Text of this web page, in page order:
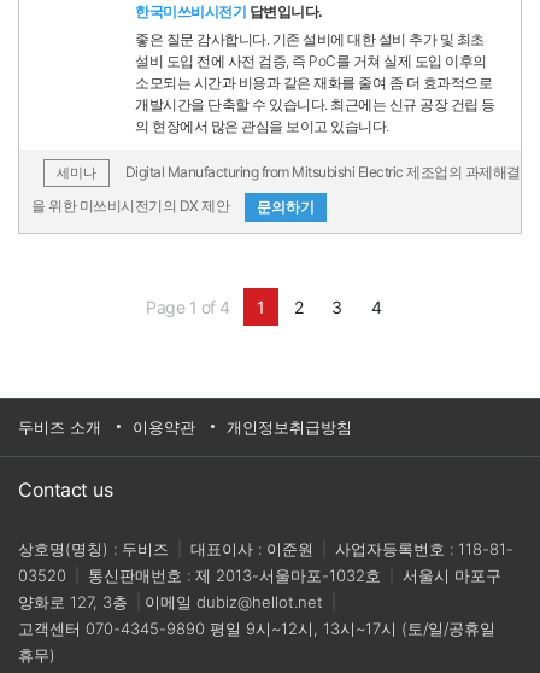
한국미쓰비시전기 답변입니다.
좋은 질문 감사합니다. 기존 설비에 대한 설비 추가 및 최초
설비 도입 전에 사전 검증, 즉 PoC를 거쳐 실제 도입 이후의
소모되는 시간과 비용과 같은 재화를 줄여 좀 더 효과적으로
개발시간을 단축할 수 있습니다. 최근에는 신규 공장 건립 등
의 현장에서 많은 관심을 보이고 있습니다.
세미나
Digital Manufacturing from Mitsubishi Electric 제조업의 과제해결
을 위한 미쓰비시전기의 DX 제안
문의하기
Page 1 of 4 1 2 3 4
두비즈 소개 이용약관 개인정보취급방침
Contact us
상호명(명칭) : 두비즈 대표이사 : 이준원
사업자등록번호 : 118-81-
03520
통신판매번호 : 제 2013-서울마포-1032호
서울시 마포구
양화로 127, 3층
이메일 dubiz@hellot.net
고객센터 070-4345-9890 평일 9시~12시, 13시~17시 (토/일/공휴일
휴무)